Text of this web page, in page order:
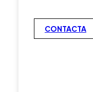
CONTACTA